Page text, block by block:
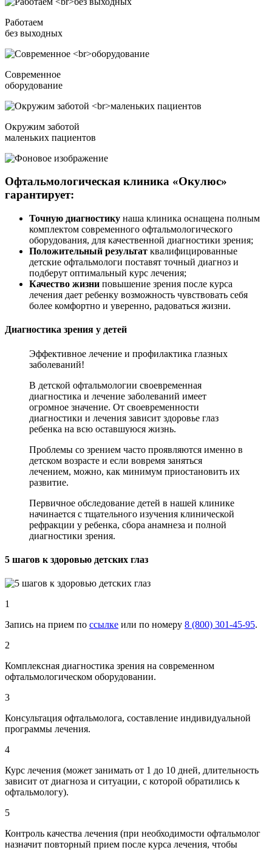
Работаем
без выходных
Современное
оборудование
Окружим заботой
маленьких пациентов
Офтальмологическая клиника «Окулюс»
гарантирует:
Точную диагностику наша клиника оснащена полным
комплектом современного офтальмологического
оборудования, для качественной диагностики зрения;
Положительный результат квалифицированные
детские офтальмологи поставят точный диагноз и
подберут оптимальный курс лечения;
Качество жизни повышение зрения после курса
лечения дает ребенку возможность чувствовать себя
более комфортно и уверенно, радоваться жизни.
Диагностика зрения у детей
Эффективное лечение и профилактика глазных
заболеваний!
В детской офтальмологии своевременная
диагностика и лечение заболеваний имеет
огромное значение. От своевременности
диагностики и лечения зависит здоровье глаз
ребенка на всю оставшуюся жизнь.
Проблемы со зрением часто проявляются именно в
детском возрасте и если вовремя заняться
лечением, можно, как минимум приостановить их
развитие.
Первичное обследование детей в нашей клинике
начинается с тщательного изучения клинической
рефракции у ребенка, сбора анамнеза и полной
диагностики зрения.
5 шагов к здоровью детских глаз
1
Запись на прием по ссылке или по номеру 8 (800) 301-45-95.
2
Комплексная диагностика зрения на современном
офтальмологическом оборудовании.
3
Консультация офтальмолога, составление индивидуальной
программы лечения.
4
Курс лечения (может занимать от 1 до 10 дней, длительность
зависит от диагноза и ситуации, с которой обратились к
офтальмологу).
5
Контроль качества лечения (при необходимости офтальмолог
назначит повторный прием после курса лечения, чтобы